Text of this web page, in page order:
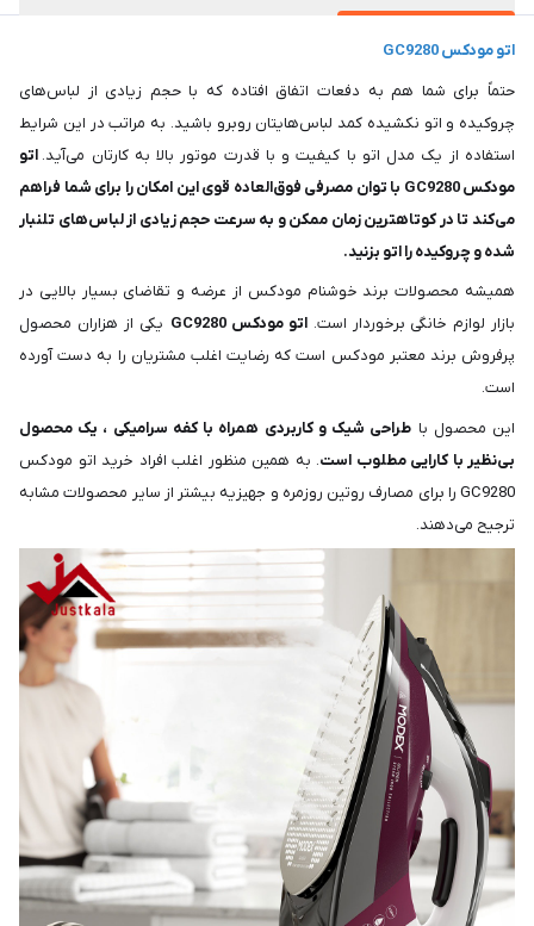
اتو مودکس GC9280
حتماً برای شما هم به دفعات اتفاق افتاده که با حجم زیادی از لباس‌های
چروکیده و اتو نکشیده کمد لباس‌هایتان روبرو باشید. به مراتب در این شرایط
استفاده از یک مدل اتو با کیفیت و با قدرت موتور بالا به کارتان می‌آید. اتو
مودکس GC9280 با توان مصرفی فوق‌العاده قوی این امکان را برای شما فراهم
می‌کند تا در کوتاهترین زمان ممکن و به سرعت حجم زیادی از لباس‌های تلنبار
شده و چروکیده را اتو بزنید.
همیشه محصولات برند خوشنام مودکس از عرضه و تقاضای بسیار بالایی در
بازار لوازم خانگی برخوردار است.اتو مودکس GC9280
یکی از هزاران محصول
پرفروش برند معتبر مودکس است که رضایت اغلب مشتریان را به دست آورده
است.
این محصول با طراحی شیک و کاربردی همراه با کفه سرامیکی ، یک محصول
بی‌نظیر با کارایی مطلوب است. به همین منظور اغلب افراد خرید اتو مودکس
GC9280 را برای مصارف روتین روزمره و جهیزیه بیشتر از سایر محصولات مشابه
ترجیح می‌دهند.